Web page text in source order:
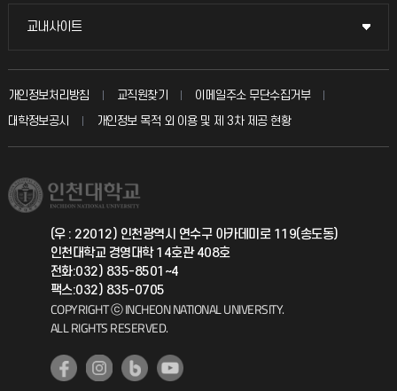
2026-1학기 시간표 안내(수정)
[2026-1학기 시간표 수정 안내 ]일부 교과목의 강의실이
아래와 같이 3월 10일(화) 부터 변경되므로 수강생들은
인공지능(박
13
2026.02
2026-2학기 MBA 등록 안내
2026.08
03
입학안내
취업정보(학생)
칭찬마당
학생서비스 지킴이
국방헬프콜
총동문회
교내사이트
교내사이트
교수회
교육혁신본부
국제지원과
공자아카데미
기초교육원
개인정보처리방침 교직원찾기
이메일주소 무단수집거부
대학정보공시
개인정보 목적 외 이용 및 제 3차 제공 현황
(우 : 22012) 인천광역시 연수구 아카데미로 119(송도동)
인천대학교 경영대학 14호관 408호
전화:032) 835-8501~4
팩스:032) 835-0705
COPYRIGHT ⓒ INCHEON NATIONAL UNIVERSITY.
ALL RIGHTS RESERVED.